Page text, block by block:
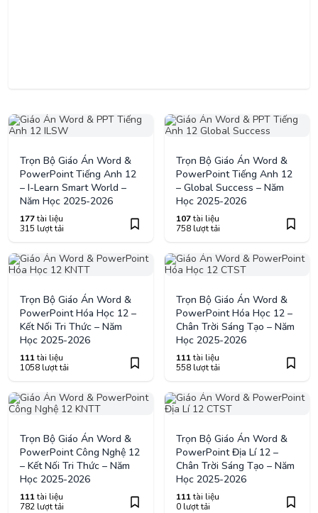
Trọn Bộ Giáo Án Word &
PowerPoint Tiếng Anh 12
– I-Learn Smart World –
Năm Học 2025-2026
177tài liệu
315 lượt tải
Trọn Bộ Giáo Án Word &
PowerPoint Tiếng Anh 12
– Global Success – Năm
Học 2025-2026
107tài liệu
758 lượt tải
Trọn Bộ Giáo Án Word &
PowerPoint Hóa Học 12 –
Kết Nối Tri Thức – Năm
Học 2025-2026
111tài liệu
1058 lượt tải
Trọn Bộ Giáo Án Word &
PowerPoint Hóa Học 12 –
Chân Trời Sáng Tạo – Năm
Học 2025-2026
111tài liệu
558 lượt tải
Trọn Bộ Giáo Án Word &
PowerPoint Công Nghệ 12
– Kết Nối Tri Thức – Năm
Học 2025-2026
111tài liệu
782 lượt tải
Trọn Bộ Giáo Án Word &
PowerPoint Địa Lí 12 –
Chân Trời Sáng Tạo – Năm
Học 2025-2026
111tài liệu
0 lượt tải